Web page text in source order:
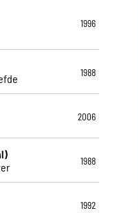
1996
1988
2006
1988
1992